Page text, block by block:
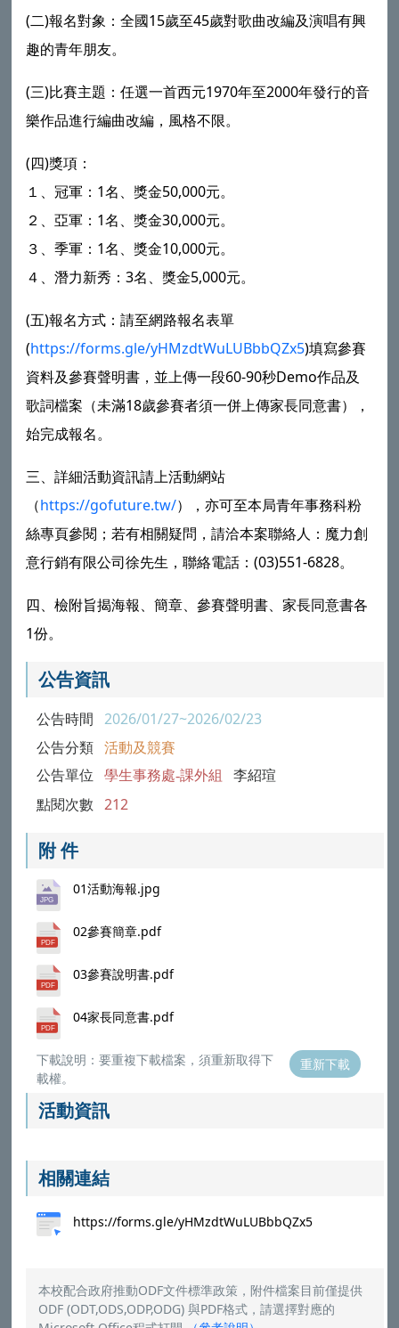
(二)報名對象：全國15歲至45歲對歌曲改編及演唱有興
趣的青年朋友。
(三)比賽主題：任選一首西元1970年至2000年發行的音
樂作品進行編曲改編，風格不限。
(四)獎項：
１、冠軍：1名、獎金50,000元。
２、亞軍：1名、獎金30,000元。
３、季軍：1名、獎金10,000元。
４、潛力新秀：3名、獎金5,000元。
(五)報名方式：請至網路報名表單
(https://forms.gle/yHMzdtWuLUBbbQZx5)填寫參賽
資料及參賽聲明書，並上傳一段60-90秒Demo作品及
歌詞檔案（未滿18歲參賽者須一併上傳家長同意書），
始完成報名。
三、詳細活動資訊請上活動網站
（https://gofuture.tw/），亦可至本局青年事務科粉
絲專頁參閱；若有相關疑問，請洽本案聯絡人：魔力創
意行銷有限公司徐先生，聯絡電話：(03)551-6828。
四、檢附旨揭海報、簡章、參賽聲明書、家長同意書各
1份。
公告資訊
公告時間 2026/01/27~2026/02/23
公告分類 活動及競賽
公告單位 學生事務處-課外組 李紹瑄
點閱次數 212
附 件
01活動海報.jpg
02參賽簡章.pdf
03參賽說明書.pdf
04家長同意書.pdf
下載說明：要重複下載檔案，須重新取得下
載權。
重新下載
活動資訊
相關連結
https://forms.gle/yHMzdtWuLUBbbQZx5
本校配合政府推動ODF文件標準政策，附件檔案目前僅提供
ODF (ODT,ODS,ODP,ODG) 與PDF格式，請選擇對應的